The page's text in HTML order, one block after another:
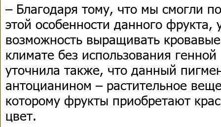
– Благодаря тому, что мы смогли
этой особенности данного фрукта,
возможность выращивать
климате без использования
уточнила также, что данный
антоцианином – растительное
которому фрукты приобретают
цвет.